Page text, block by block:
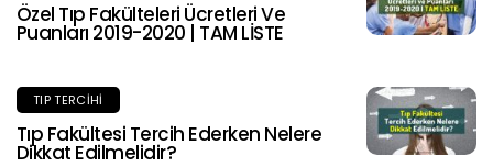
Özel Tıp Fakülteleri Ücretleri Ve
Puanları 2019-2020 | TAM LİSTE
TIP TERCIHI
Tıp Fakültesi Tercih Ederken Nelere
Dikkat Edilmelidir?